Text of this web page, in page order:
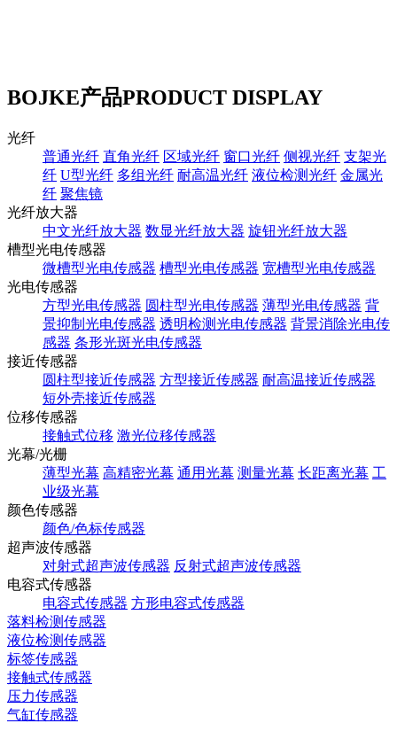
BOJKE产品PRODUCT DISPLAY
光纤
普通光纤 直角光纤 区域光纤 窗口光纤 侧视光纤 支架光
纤 U型光纤 多组光纤 耐高温光纤 液位检测光纤 金属光
纤 聚焦镜
光纤放大器
中文光纤放大器 数显光纤放大器 旋钮光纤放大器
槽型光电传感器
微槽型光电传感器 槽型光电传感器 宽槽型光电传感器
光电传感器
方型光电传感器 圆柱型光电传感器 薄型光电传感器 背
景抑制光电传感器 透明检测光电传感器 背景消除光电传
感器 条形光斑光电传感器
接近传感器
圆柱型接近传感器 方型接近传感器 耐高温接近传感器
短外壳接近传感器
位移传感器
接触式位移 激光位移传感器
光幕/光栅
薄型光幕 高精密光幕 通用光幕 测量光幕 长距离光幕 工
业级光幕
颜色传感器
颜色/色标传感器
超声波传感器
对射式超声波传感器 反射式超声波传感器
电容式传感器
电容式传感器 方形电容式传感器
落料检测传感器
液位检测传感器
标签传感器
接触式传感器
压力传感器
气缸传感器